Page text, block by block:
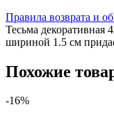
Правила возврата и
Тесьма декоративная
шириной 1.5 см
Похожие
-16%